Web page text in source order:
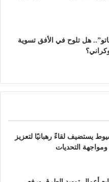
هل تلوح في الأفق تسوية
يستضيف لقاءً رهبانيًا لتعزيز
ومواجهة التحديات